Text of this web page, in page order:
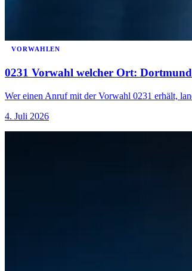
VORWAHLEN
0231 Vorwahl welcher Ort:
Wer einen Anruf mit der Vorwahl 0231 erhält,
4. Juli 2026